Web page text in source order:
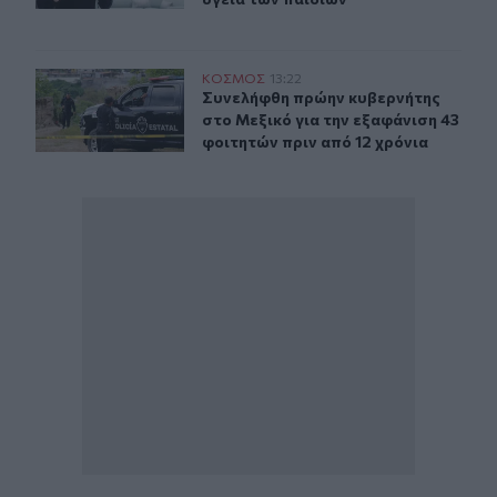
Συνελήφθη πρώην κυβερνήτης στο Μεξικό για την
ΚΟΣΜΟΣ 13:22
Συνελήφθη πρώην κυβερνήτης στο
Συνελήφθη πρώην κυβερνήτης
στο Μεξικό για την εξαφάνιση 43
φοιτητών πριν από 12 χρόνια